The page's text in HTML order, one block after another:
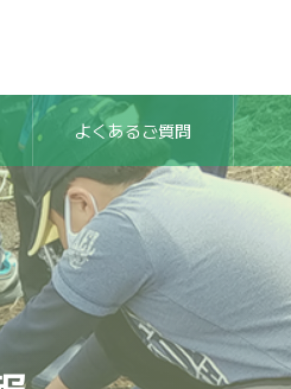
よくあるご質問